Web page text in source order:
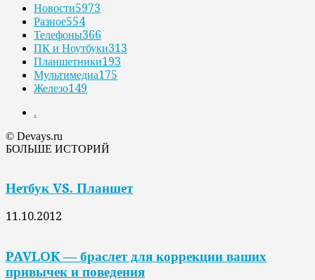
Новости5973
Разное554
Телефоны366
ПК и Ноутбуки313
Планшетники193
Мультимедиа175
Железо149
.
© Devays.ru
БОЛЬШЕ ИСТОРИЙ
Нетбук VS. Планшет
11.10.2012
PAVLOK — браслет для коррекции ваших
привычек и поведения